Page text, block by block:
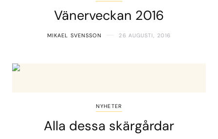
Vänerveckan 2016
MIKAEL SVENSSON 26 AUGUSTI, 2016
NYHETER
Alla dessa skärgårdar